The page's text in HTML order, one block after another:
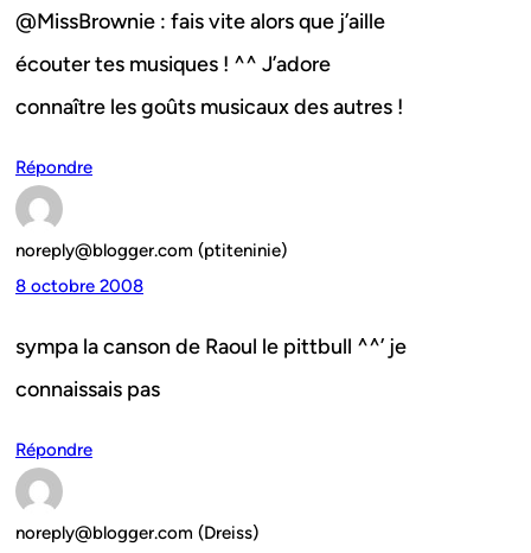
@MissBrownie : fais vite alors que j’aille
écouter tes musiques ! ^^ J’adore
connaître les goûts musicaux des autres !
Répondre
noreply@blogger.com (ptiteninie)
8 octobre 2008
sympa la canson de Raoul le pittbull ^^’ je
connaissais pas
Répondre
noreply@blogger.com (Dreiss)